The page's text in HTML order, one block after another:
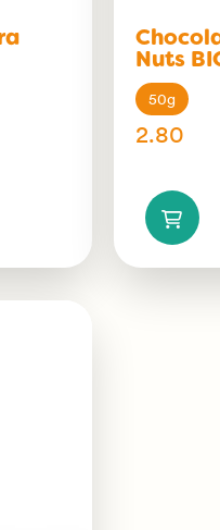
Nuts
50g
2.80